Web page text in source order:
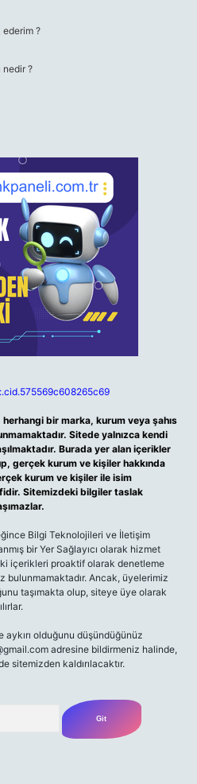
ederim ?
nedir ?
bir marka, kurum veya şahıs
Sitede yalnızca kendi
Burada yer alan içerikler
gerçek kurum ve kişiler hakkında
kurum ve kişiler ile isim
Sitemizdeki bilgiler taslak
Bilgi Teknolojileri ve İletişim
bir Yer Sağlayıcı olarak hizmet
içerikleri proaktif olarak denetleme
bulunmamaktadır. Ancak, üyelerimiz
taşımakta olup, siteye üye olarak
olduğunu düşündüğünüz
adresine bildirmeniz halinde,
sitemizden kaldırılacaktır.